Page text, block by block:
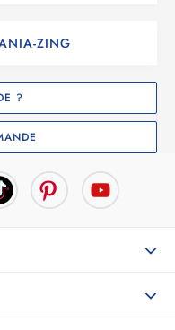
ZING
?